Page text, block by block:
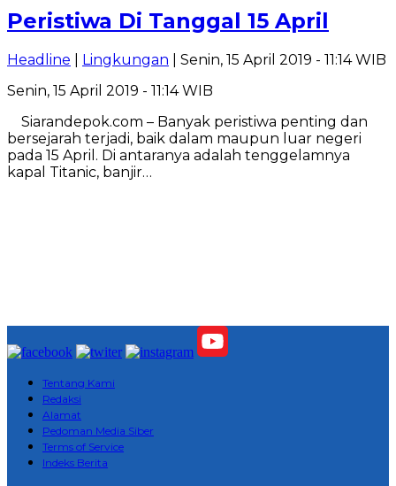
Peristiwa Di Tanggal 15 April
Headline Lingkungan | Senin, 15 April 2019 - 11:14 WIB
Senin, 15 April 2019 - 11:14 WIB
Siarandepok.com – Banyak peristiwa penting dan
bersejarah terjadi, baik dalam maupun luar negeri
pada 15 April. Di antaranya adalah tenggelamnya
kapal Titanic, banjir…
Tentang Kami
Redaksi
Alamat
Pedoman Media Siber
Terms of Service
Indeks Berita